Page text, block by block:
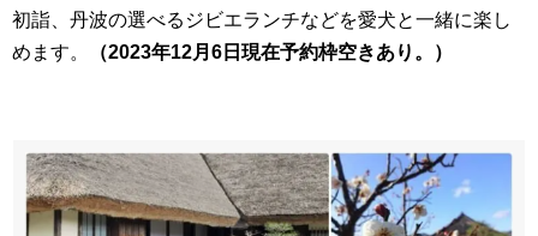
初詣、丹波の選べるジビエランチなどを愛犬と一緒に楽し
めます。
（2023年12月6日現在予約枠空きあり。）